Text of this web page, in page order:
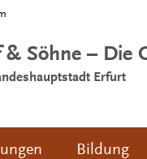
Söhne – Die
Erfurt
Bildung